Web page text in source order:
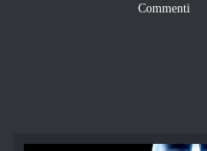
Commenti